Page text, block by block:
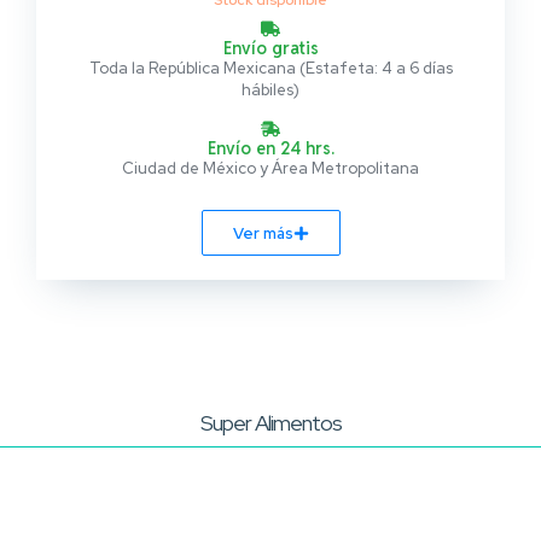
Envío gratis
Toda la República Mexicana (Estafeta: 4 a 6 días
hábiles)
Envío en 24 hrs.
Ciudad de México y Área Metropolitana
Ver más
Super Alimentos